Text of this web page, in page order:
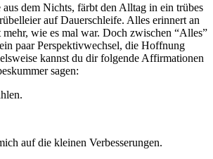
dem Nichts, färbt den Alltag in ein trübes
auf Dauerschleife. Alles erinnert an
wie es mal war. Doch zwischen “Alles”
paar Perspektivwechsel, die Hoffnung
kannst du dir folgende Affirmationen
sagen:
auf die kleinen Verbesserungen.